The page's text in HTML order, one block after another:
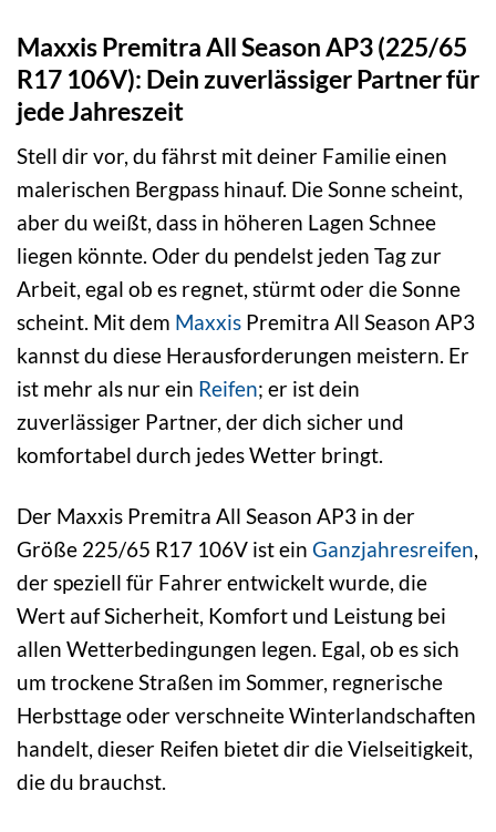
Maxxis Premitra All Season AP3 (225/65
R17 106V): Dein zuverlässiger Partner für
jede Jahreszeit
Stell dir vor, du fährst mit deiner Familie einen
malerischen Bergpass hinauf. Die Sonne scheint,
aber du weißt, dass in höheren Lagen Schnee
liegen könnte. Oder du pendelst jeden Tag zur
Arbeit, egal ob es regnet, stürmt oder die Sonne
scheint. Mit dem Maxxis Premitra All Season AP3
kannst du diese Herausforderungen meistern. Er
ist mehr als nur ein Reifen; er ist dein
zuverlässiger Partner, der dich sicher und
komfortabel durch jedes Wetter bringt.
Der Maxxis Premitra All Season AP3 in der
Größe 225/65 R17 106V ist ein Ganzjahresreifen,
der speziell für Fahrer entwickelt wurde, die
Wert auf Sicherheit, Komfort und Leistung bei
allen Wetterbedingungen legen. Egal, ob es sich
um trockene Straßen im Sommer, regnerische
Herbsttage oder verschneite Winterlandschaften
handelt, dieser Reifen bietet dir die Vielseitigkeit,
die du brauchst.